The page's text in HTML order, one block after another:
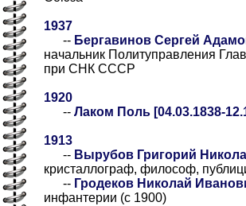
1937
-- Бергавинов Сергей
начальник Политуправления
при СНК СССР
1920
-- Лаком Поль [04.03.1838-
1913
-- Вырубов Григорий
кристаллограф, философ,
-- Гродеков Николай
инфантерии (с 1900)